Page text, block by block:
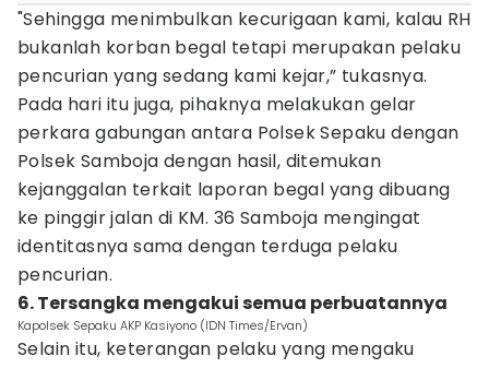
"Sehingga menimbulkan kecurigaan kami, kalau RH
bukanlah korban begal tetapi merupakan pelaku
pencurian yang sedang kami kejar,” tukasnya.
Pada hari itu juga, pihaknya melakukan gelar
perkara gabungan antara Polsek Sepaku dengan
Polsek Samboja dengan hasil, ditemukan
kejanggalan terkait laporan begal yang dibuang
ke pinggir jalan di KM. 36 Samboja mengingat
identitasnya sama dengan terduga pelaku
pencurian.
6. Tersangka mengakui semua perbuatannya
Kapolsek Sepaku AKP Kasiyono (IDN Times/Ervan)
Selain itu, keterangan pelaku yang mengaku